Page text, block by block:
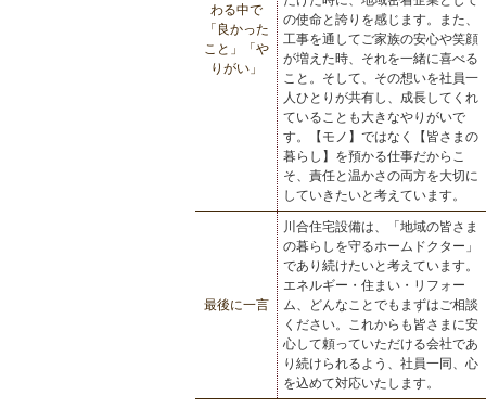
わる中で
「良かった
こと」「や
りがい」
の使命と誇りを感じます。また、
工事を通してご家族の安心や笑顔
が増えた時、それを一緒に喜べる
こと。そして、その想いを社員一
人ひとりが共有し、成長してくれ
ていることも大きなやりがいで
す。【モノ】ではなく【皆さまの
暮らし】を預かる仕事だからこ
そ、責任と温かさの両方を大切に
していきたいと考えています。
最後に一言
川合住宅設備は、「地域の皆さま
の暮らしを守るホームドクター」
であり続けたいと考えています。
エネルギー・住まい・リフォー
ム、どんなことでもまずはご相談
ください。これからも皆さまに安
心して頼っていただける会社であ
り続けられるよう、社員一同、心
を込めて対応いたします。